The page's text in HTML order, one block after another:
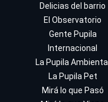
Delicias del barrio
El Observatorio
Gente Pupila
Internacional
La Pupila Ambiental
La Pupila Pet
Mirá lo que Pasó